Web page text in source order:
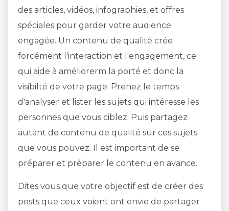
des articles, vidéos, infographies, et offres
spéciales pour garder votre audience
engagée. Un contenu de qualité crée
forcément l'interaction et l'engagement, ce
qui aide à améliorerm la porté et donc la
visibilté de votre page. Prenez le temps
d'analyser et lister les sujets qui intéresse les
personnes que vous ciblez. Puis partagez
autant de contenu de qualité sur ces sujets
que vous pouvez. Il est important de se
préparer et préparer le contenu en avance.
Dites vous que votre objectif est de créer des
posts que ceux voient ont envie de partager